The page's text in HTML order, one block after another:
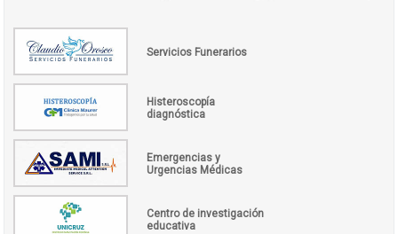
Servicios Funerarios
Histeroscopía
diagnóstica
Emergencias y
Urgencias Médicas
Centro de investigación
educativa